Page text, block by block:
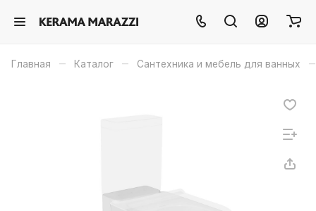
Главная – Каталог – Сантехника и мебель для ванных –